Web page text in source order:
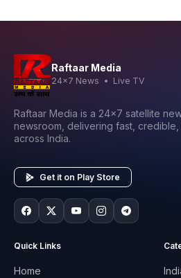
Raftaar Media
24x7 News • Live TV
Raftaar Media is a 24x7 satellite
newsroom, delivering fast,
across India.
Get it on Play Store
Quick Links
Home